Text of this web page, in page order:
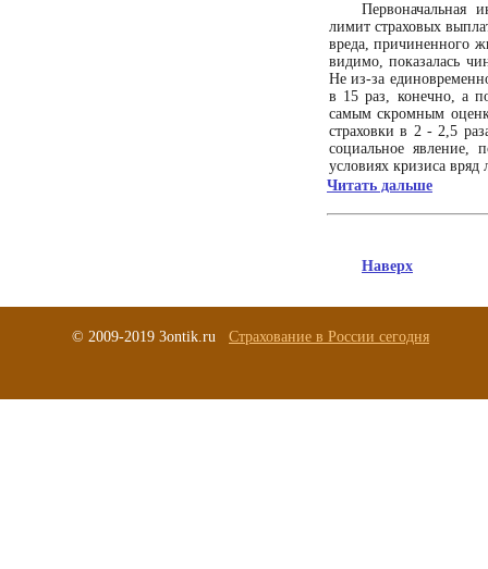
Первоначальная
лимит страховых
вреда, причиненного
видимо, показалась
Не из-за
в 15 раз, конечно, а
самым скромным
страховки в 2 - 2,5
социальное явление,
условиях кризиса
Читать дальше
Наверх
© 2009-2019 3ontik.ru Страхование в России сегодня